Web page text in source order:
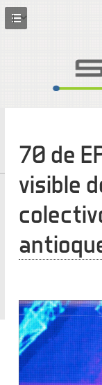
70 de
visible